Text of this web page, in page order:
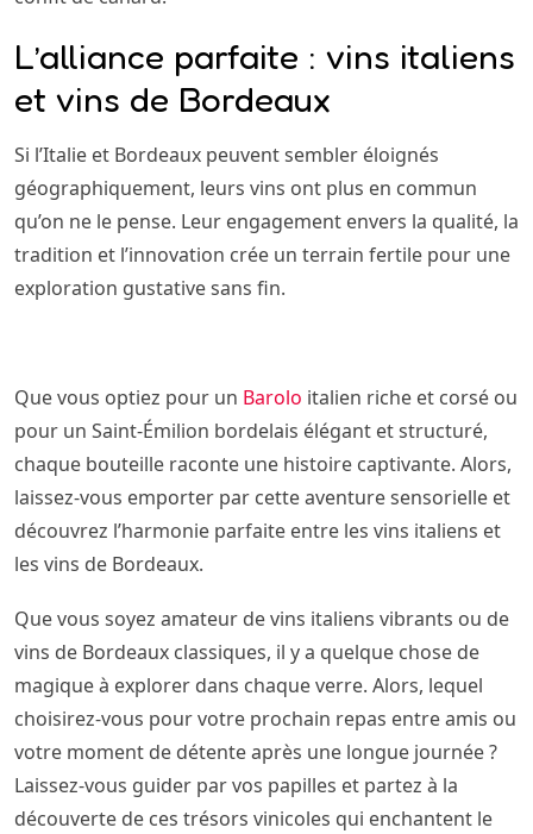
L’alliance parfaite : vins italiens
et vins de Bordeaux
Si l’Italie et Bordeaux peuvent sembler éloignés
géographiquement, leurs vins ont plus en commun
qu’on ne le pense. Leur engagement envers la qualité, la
tradition et l’innovation crée un terrain fertile pour une
exploration gustative sans fin.
Que vous optiez pour un Barolo italien riche et corsé ou
pour un Saint-Émilion bordelais élégant et structuré,
chaque bouteille raconte une histoire captivante. Alors,
laissez-vous emporter par cette aventure sensorielle et
découvrez l’harmonie parfaite entre les vins italiens et
les vins de Bordeaux.
Que vous soyez amateur de vins italiens vibrants ou de
vins de Bordeaux classiques, il y a quelque chose de
magique à explorer dans chaque verre. Alors, lequel
choisirez-vous pour votre prochain repas entre amis ou
votre moment de détente après une longue journée ?
Laissez-vous guider par vos papilles et partez à la
découverte de ces trésors vinicoles qui enchantent le